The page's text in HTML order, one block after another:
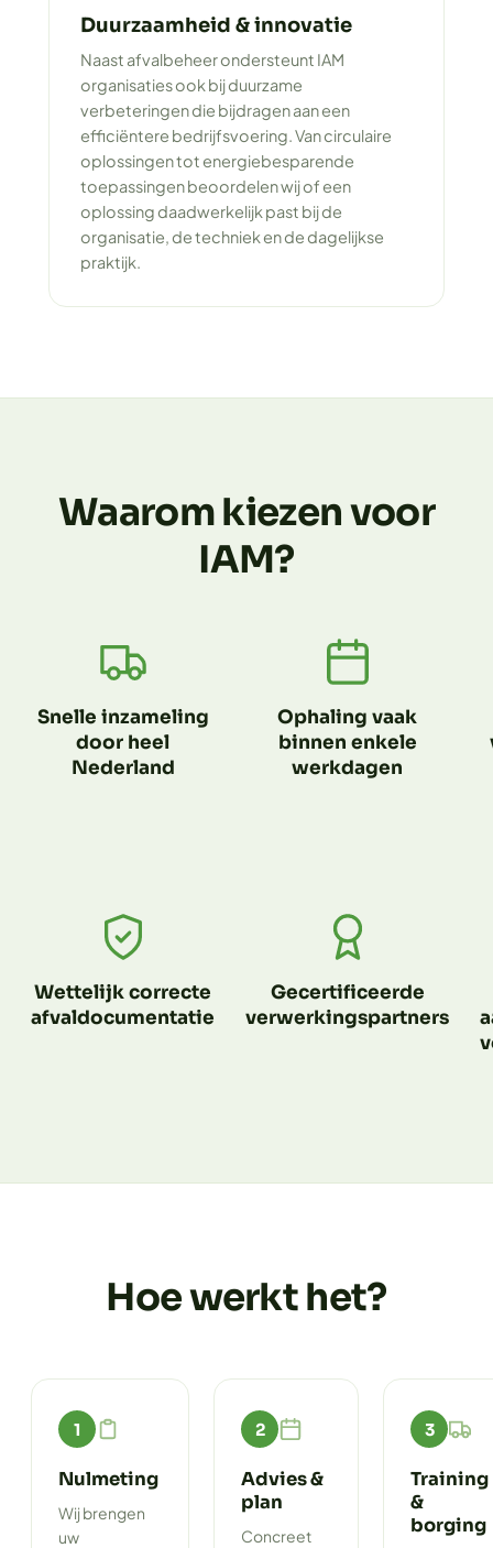
Duurzaamheid & innovatie
Naast afvalbeheer ondersteunt IAM
organisaties ook bij duurzame
verbeteringen die bijdragen aan een
efficiëntere bedrijfsvoering. Van circulaire
oplossingen tot energiebesparende
toepassingen beoordelen wij of een
oplossing daadwerkelijk past bij de
organisatie, de techniek en de dagelijkse
praktijk.
Waarom kiezen voor
IAM?
Snelle inzameling
door heel
Nederland
Ophaling vaak
binnen enkele
werkdagen
Wettelijk correcte
afvaldocumentatie
Gecertificeerde
verwerkingspartners
Hoe werkt het?
1
Nulmeting
Wij brengen
uw
2
Advies &
plan
Concreet
3
Training
&
borging